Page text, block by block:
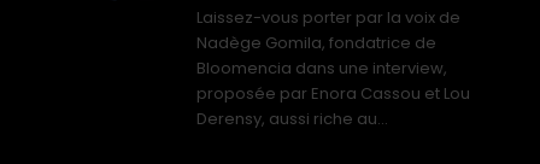
Laissez-vous porter par la voix de
Nadège Gomila, fondatrice de
Bloomencia dans une interview,
proposée par Enora Cassou et Lou
Derensy, aussi riche au...